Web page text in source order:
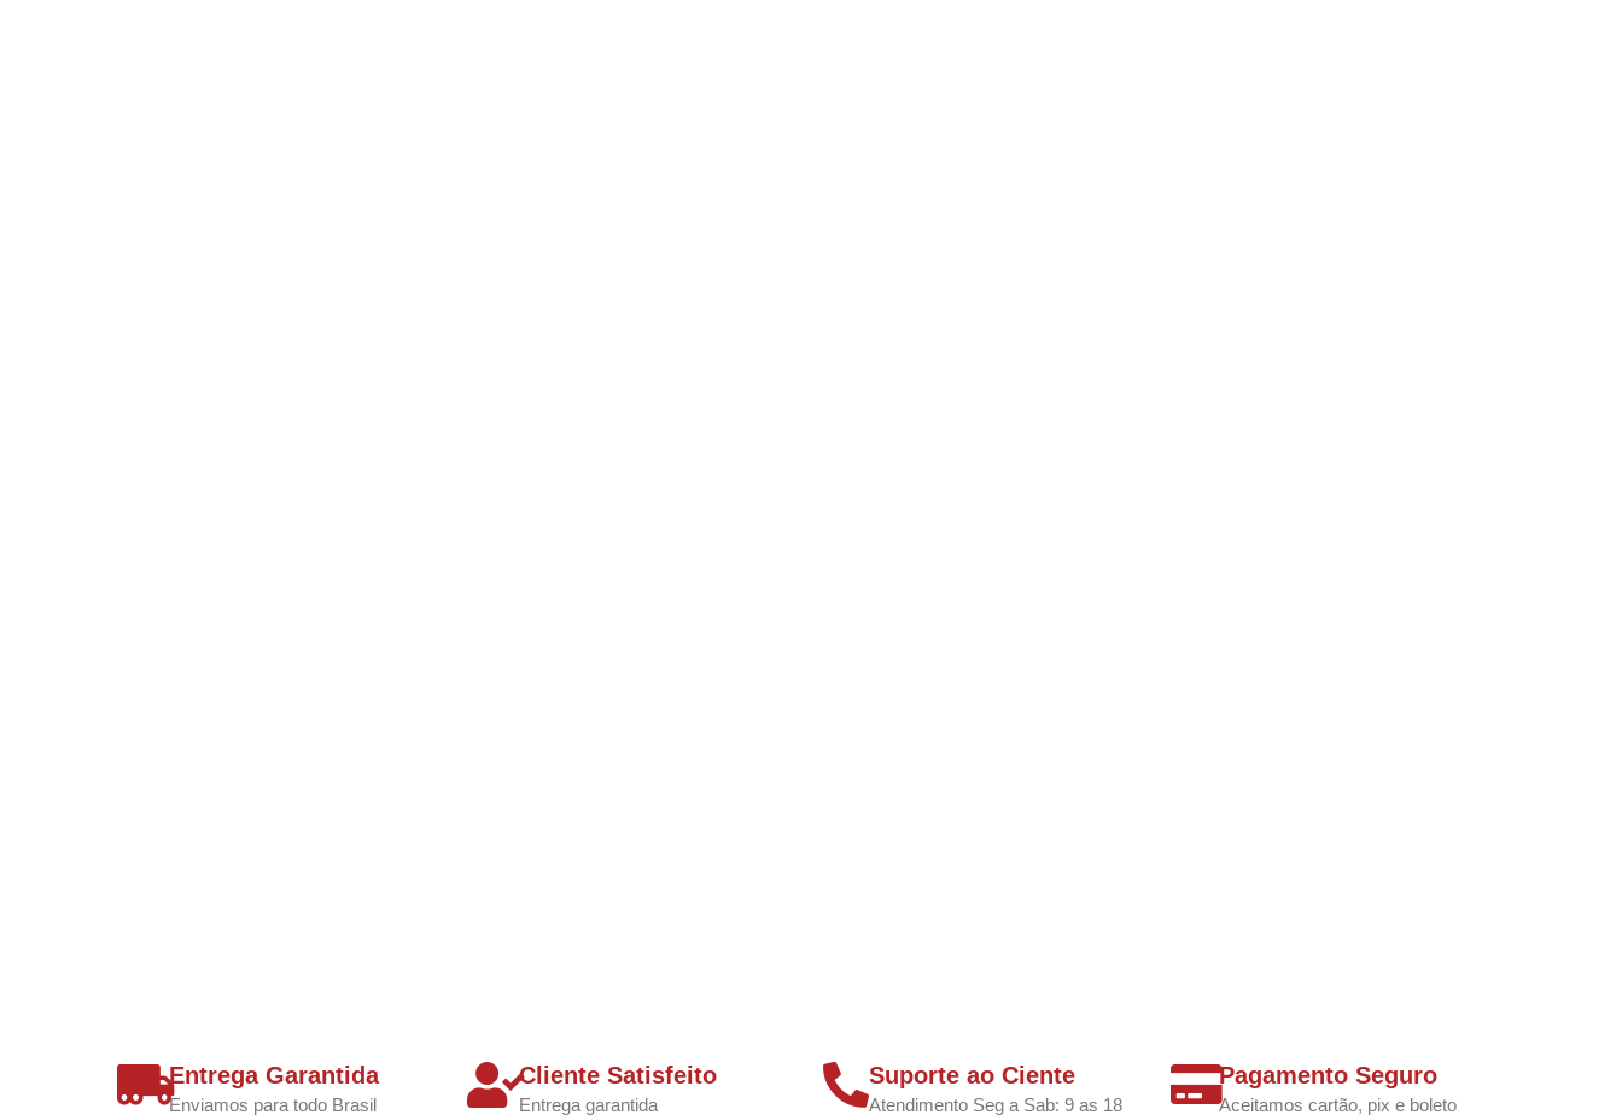
Entrega Garantida
Enviamos para todo Brasil
Cliente Satisfeito
Entrega garantida
Suporte ao Ciente
Atendimento Seg a Sab: 9 as 18
Pagamento Seguro
Aceitamos cartão, pix e boleto